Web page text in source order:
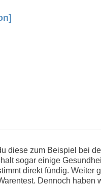
diese zum Beispiel bei
sogar einige
direkt fündig. Weiter
Dennoch haben